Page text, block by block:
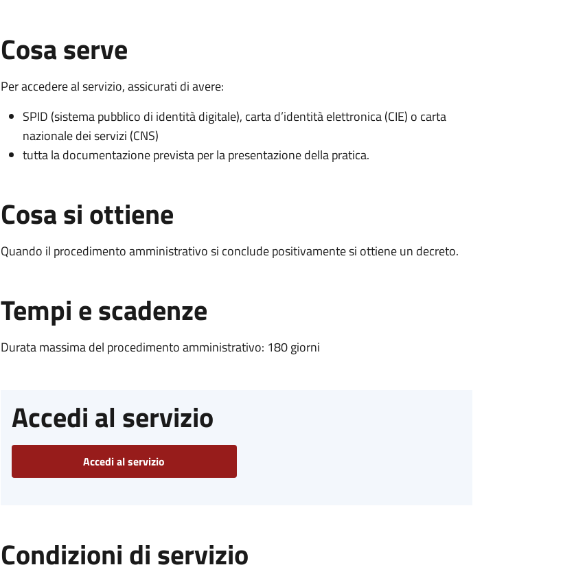
Cosa serve
Per accedere al servizio, assicurati di avere:
SPID (sistema pubblico di identità digitale), carta d’identità elettronica (CIE) o carta
nazionale dei servizi (CNS)
tutta la documentazione prevista per la presentazione della pratica.
Cosa si ottiene
Quando il procedimento amministrativo si conclude positivamente si ottiene un decreto.
Tempi e scadenze
Durata massima del procedimento amministrativo: 180 giorni
Accedi al servizio
Accedi al servizio
Condizioni di servizio